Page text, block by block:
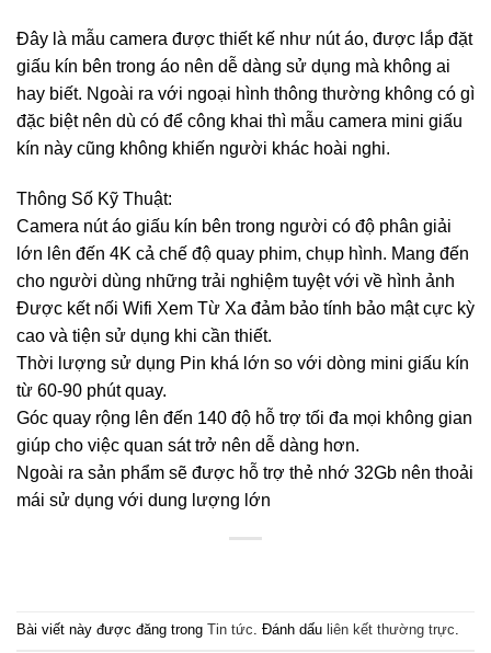
Đây là mẫu camera được thiết kế như nút áo, được lắp đặt
giấu kín bên trong áo nên dễ dàng sử dụng mà không ai
hay biết. Ngoài ra với ngoại hình thông thường không có gì
đặc biệt nên dù có để công khai thì mẫu camera mini giấu
kín này cũng không khiến người khác hoài nghi.
Thông Số Kỹ Thuật:
Camera nút áo giấu kín bên trong người có độ phân giải
lớn lên đến 4K cả chế độ quay phim, chụp hình. Mang đến
cho người dùng những trải nghiệm tuyệt với về hình ảnh
Được kết nối Wifi Xem Từ Xa đảm bảo tính bảo mật cực kỳ
cao và tiện sử dụng khi cần thiết.
Thời lượng sử dụng Pin khá lớn so với dòng mini giấu kín
từ 60-90 phút quay.
Góc quay rộng lên đến 140 độ hỗ trợ tối đa mọi không gian
giúp cho việc quan sát trở nên dễ dàng hơn.
Ngoài ra sản phẩm sẽ được hỗ trợ thẻ nhớ 32Gb nên thoải
mái sử dụng với dung lượng lớn
Bài viết này được đăng trong Tin tức. Đánh dấu liên kết thường trực.